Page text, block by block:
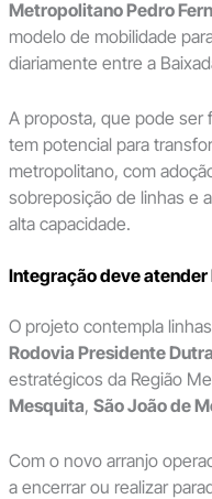
Metropolitano Pedro
modelo de mobilidade
diariamente entre a
A proposta, que pode ser
tem potencial para
metropolitano, com
sobreposição de linhas e
alta capacidade.
Integração deve
O projeto contempla
Rodovia Presidente Dutra
estratégicos da Região
Mesquita, São João de
Com o novo arranjo
a encerrar ou realizar